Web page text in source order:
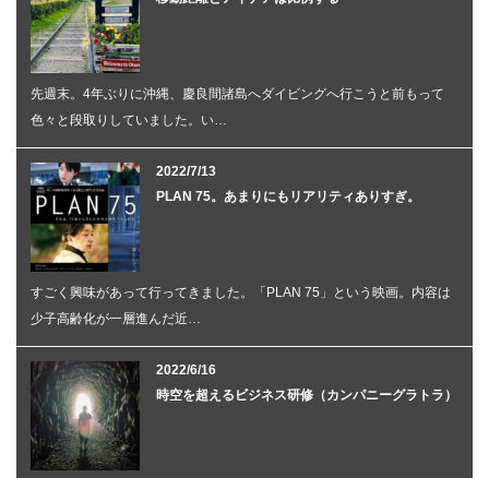
先週末。4年ぶりに沖縄、慶良間諸島へダイビングへ行こうと前もって
色々と段取りしていました。い…
2022/7/13
PLAN 75。あまりにもリアリティありすぎ。
すごく興味があって行ってきました。「PLAN 75」という映画。内容は
少子高齢化が一層進んだ近…
2022/6/16
時空を超えるビジネス研修（カンパニーグラトラ）